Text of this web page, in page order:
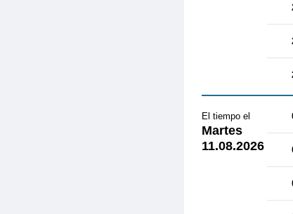
El tiempo el
Martes
11.08.2026